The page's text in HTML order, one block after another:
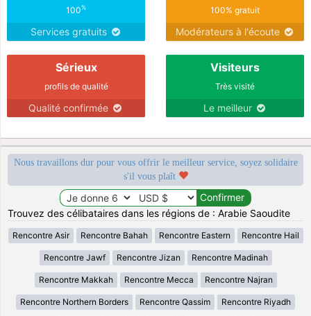
100%
Services gratuits
100% gratuit
Modérateurs à l'écoute
Sérieux
profils de qualité
Qualité confirmée
Visiteurs
Très visité
Le meilleur
Nous travaillons dur pour vous offrir le meilleur service, soyez solidaire
s'il vous plaît
Trouvez des célibataires dans les régions de : Arabie Saoudite
Rencontre Asir Rencontre Bahah Rencontre Eastern Rencontre Hail
Rencontre Jawf Rencontre Jizan Rencontre Madinah
Rencontre Makkah Rencontre Mecca Rencontre Najran
Rencontre Northern Borders Rencontre Qassim Rencontre Riyadh